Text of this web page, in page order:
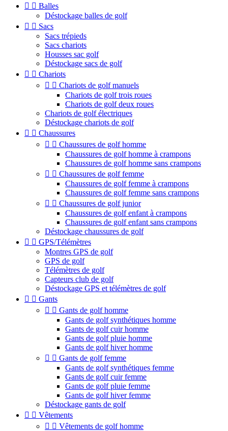
  Balles
Déstockage balles de golf
  Sacs
Sacs trépieds
Sacs chariots
Housses sac golf
Déstockage sacs de golf
  Chariots
  Chariots de golf manuels
Chariots de golf trois roues
Chariots de golf deux roues
Chariots de golf électriques
Déstockage chariots de golf
  Chaussures
  Chaussures de golf homme
Chaussures de golf homme à crampons
Chaussures de golf homme sans crampons
  Chaussures de golf femme
Chaussures de golf femme à crampons
Chaussures de golf femme sans crampons
  Chaussures de golf junior
Chaussures de golf enfant à crampons
Chaussures de golf enfant sans crampons
Déstockage chaussures de golf
  GPS/Télémètres
Montres GPS de golf
GPS de golf
Télémètres de golf
Capteurs club de golf
Déstockage GPS et télémètres de golf
  Gants
  Gants de golf homme
Gants de golf synthétiques homme
Gants de golf cuir homme
Gants de golf pluie homme
Gants de golf hiver homme
  Gants de golf femme
Gants de golf synthétiques femme
Gants de golf cuir femme
Gants de golf pluie femme
Gants de golf hiver femme
Déstockage gants de golf
  Vêtements
  Vêtements de golf homme